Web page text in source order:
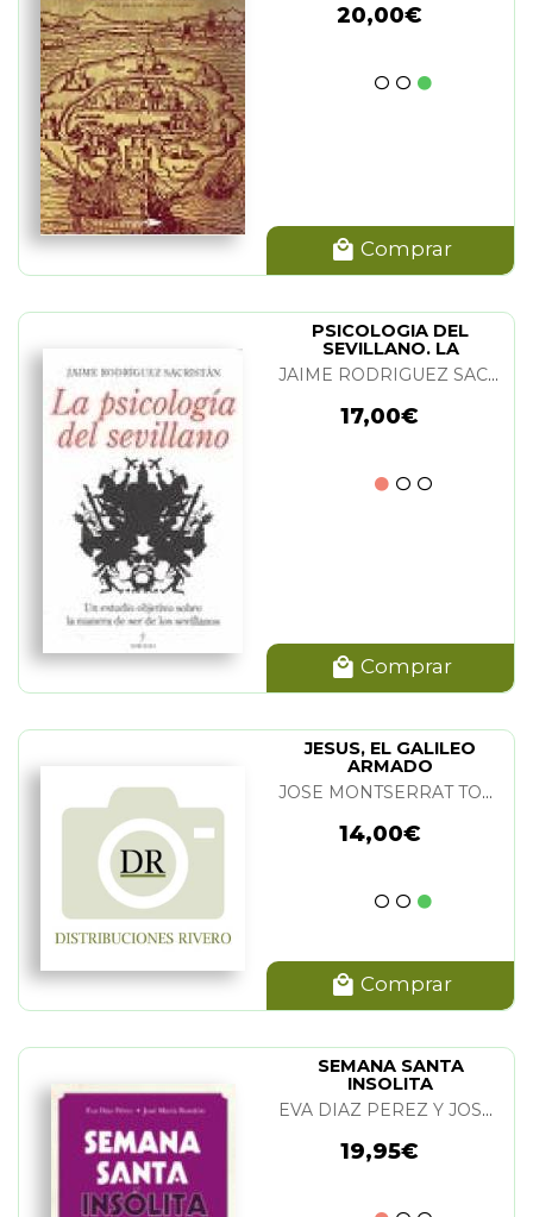
20,00€
Comprar
PSICOLOGIA DEL
SEVILLANO. LA
JAIME RODRIGUEZ SACRISTAN
17,00€
Comprar
JESUS, EL GALILEO
ARMADO
JOSE MONTSERRAT TORRENTS
14,00€
Comprar
SEMANA SANTA
INSOLITA
EVA DIAZ PEREZ Y JOSE MARIA RONDON
19,95€